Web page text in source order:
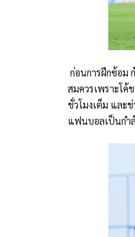
ก่อนการฝึกซ้อม
สมควรเพราะโค้
ชั่วโมงเต็ม และ
แฟนบอลเป็นกำ